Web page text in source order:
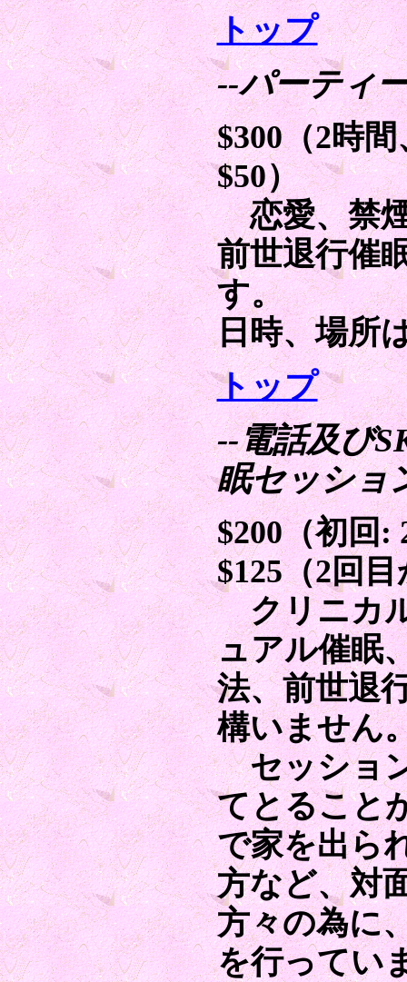
トップ
--パーティ
$300（2時
$50）
恋愛、禁煙
前世退行催
す。
日時、場所
トップ
--電話及び
眠セッショ
$200（初回:
$125（2回
クリニカル
ュアル催眠
法、前世退
構いません
セッション
てとること
で家を出ら
方など、対
方々の為に
を行ってい